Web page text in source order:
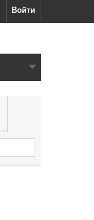
Войти